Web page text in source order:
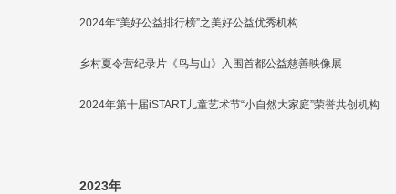
2024年“美好公益排行榜”之美好公益优秀机构
乡村夏令营纪录片《鸟与山》入围首都公益慈善映像展
2024年第十届iSTART儿童艺术节“小自然大家庭”荣誉共创机构
2023年